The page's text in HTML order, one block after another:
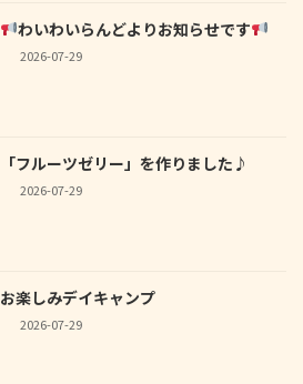
わいわいらんどよりお知らせです
2026-07-29
「フルーツゼリー」を作りました♪
2026-07-29
お楽しみデイキャンプ
2026-07-29